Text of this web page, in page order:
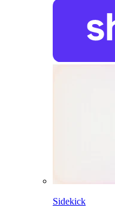
Sidekick